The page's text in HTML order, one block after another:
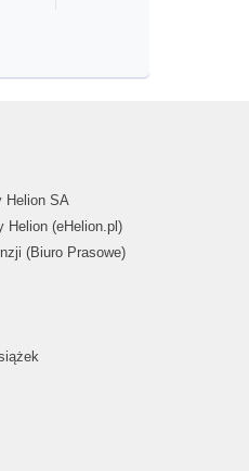
Helion SA
Helion (eHelion.pl)
(Biuro Prasowe)